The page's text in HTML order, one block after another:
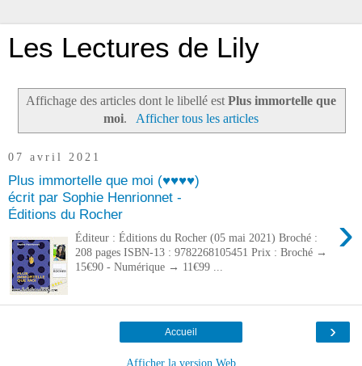
Les Lectures de Lily
Affichage des articles dont le libellé est Plus immortelle que
moi. Afficher tous les articles
07 avril 2021
Plus immortelle que moi (♥♥♥♥)
écrit par Sophie Henrionnet -
Éditions du Rocher
›
Éditeur : Éditions du Rocher (05 mai 2021) Broché :
208 pages ISBN-13 : 9782268105451 Prix : Broché →
15€90 - Numérique → 11€99 ...
›
Accueil
Afficher la version Web